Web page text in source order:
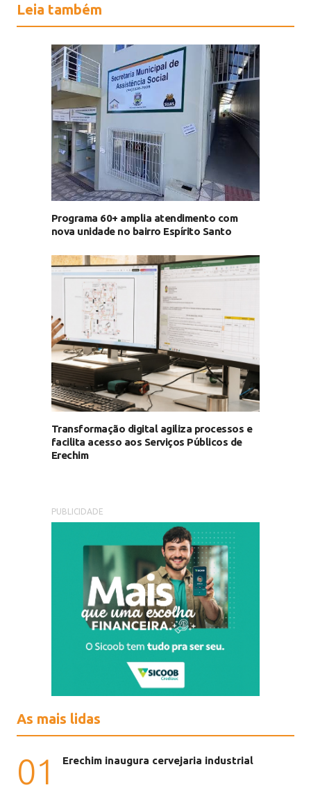
Leia também
Programa 60+ amplia atendimento com
nova unidade no bairro Espírito Santo
Transformação digital agiliza processos e
facilita acesso aos Serviços Públicos de
Erechim
PUBLICIDADE
As mais lidas
01 Erechim inaugura cervejaria industrial